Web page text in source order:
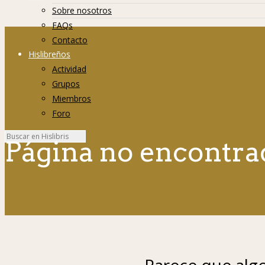
Sobre nosotros
FAQs
Contacto
Hislibreños
Actividad
Grupos
Miembros
Foro
Página no